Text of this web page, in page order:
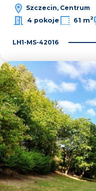
Szczecin, Centrum
4 pokoje
61 m2
LH1-MS-42016